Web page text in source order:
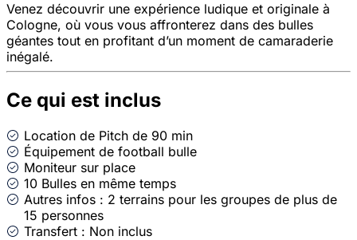
Venez découvrir une expérience ludique et originale à
Cologne, où vous vous affronterez dans des bulles
géantes tout en profitant d’un moment de camaraderie
inégalé.
Ce qui est inclus
Location de Pitch de 90 min
Équipement de football bulle
Moniteur sur place
10 Bulles en même temps
Autres infos : 2 terrains pour les groupes de plus de
15 personnes
Transfert : Non inclus